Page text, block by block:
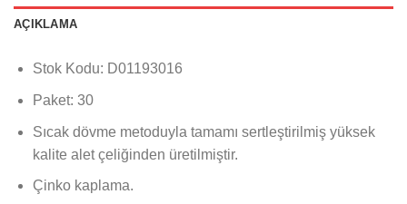
AÇIKLAMA
Stok Kodu: D01193016
Paket: 30
Sıcak dövme metoduyla tamamı sertleştirilmiş yüksek
kalite alet çeliğinden üretilmiştir.
Çinko kaplama.